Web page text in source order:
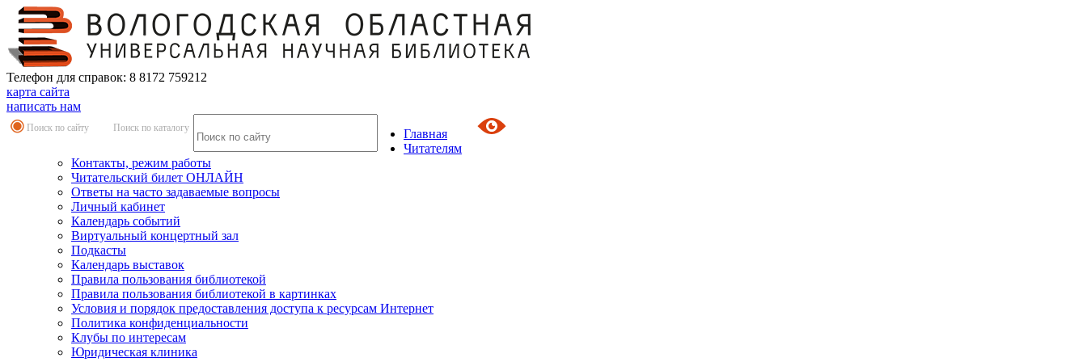
Телефон для справок: 8 8172 759212
карта сайта
написать нам
Поиск по сайту Поиск по каталогу
Главная
Читателям
Контакты, режим работы
Читательский билет ОНЛАЙН
Ответы на часто задаваемые вопросы
Личный кабинет
Календарь событий
Виртуальный концертный зал
Подкасты
Календарь выставок
Правила пользования библиотекой
Правила пользования библиотекой в картинках
Условия и порядок предоставления доступа к ресурсам Интернет
Политика конфиденциальности
Клубы по интересам
Юридическая клиника